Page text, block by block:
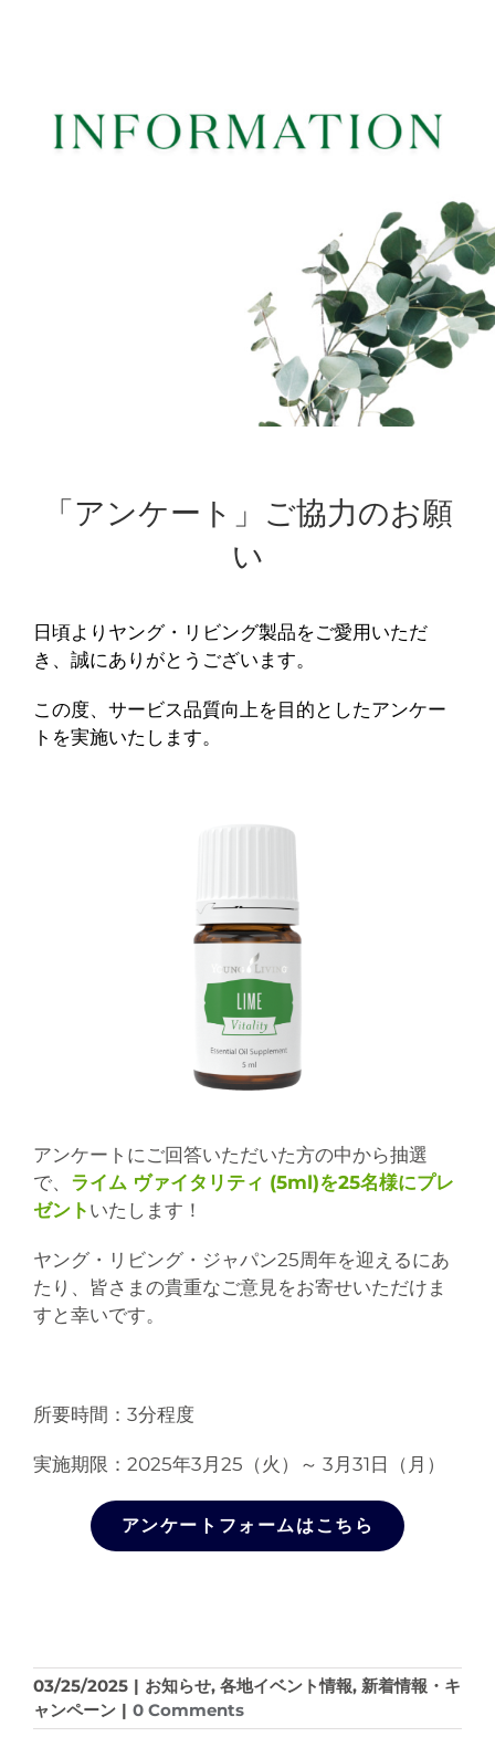
「アンケート」ご協力のお願
い
日頃よりヤング・リビング製品をご愛用いただ
き、誠にありがとうございます。
この度、サービス品質向上を目的としたアンケー
トを実施いたします。
アンケートにご回答いただいた方の中から抽選
で、 ライム ヴァイタリティ (5ml)を25名様にプレ
ゼント いたします！
ヤング・リビング・ジャパン25周年を迎えるにあ
たり、皆さまの貴重なご意見をお寄せいただけま
すと幸いです。
所要時間：3分程度
実施期限：2025年3月25（火）～ 3月31日（月）
アンケートフォームはこちら
03/25/2025 | お知らせ, 各地イベント情報, 新着情報・キ
ャンペーン | 0 Comments